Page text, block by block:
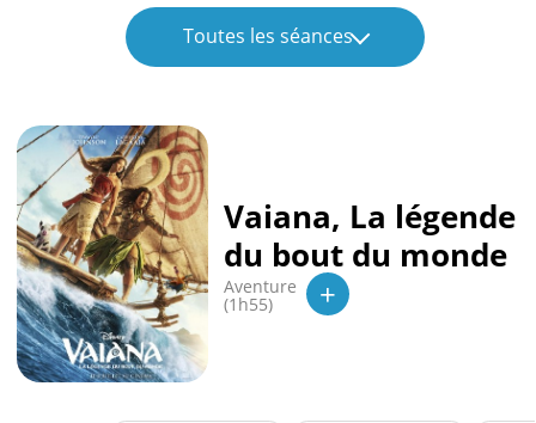
Toutes les séances
Vaiana, La légende
du bout du monde
Aventure
(1h55) +